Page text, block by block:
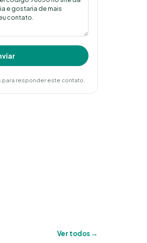
responder este contato.
Ver todos →